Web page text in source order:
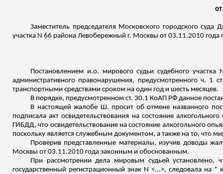
Заместитель председателя Московского городского
участка N 66 района Левобережный г. Москвы от 03.11.2010
Постановлением и.о. мирового судьи судебного
административного правонарушения, предусмотренного ч. 1
транспортными средствами сроком на один год и шесть месяцев.
В порядке, предусмотренном ст. 30.1 КоАП РФ данное
В настоящей жалобе Ш. просит об отмене названного
подписала акт освидетельствования на состояние
ГИБДД, что освидетельствование на состояние алкогольного
поскольку является служебным документом, а также на то, что
Проверив представленные материалы, изучив доводы
Москвы от 03.11.2010 года законным и обоснованным.
При рассмотрении дела мировым судьей
государственный регистрационный знак N <...>, следовала на *